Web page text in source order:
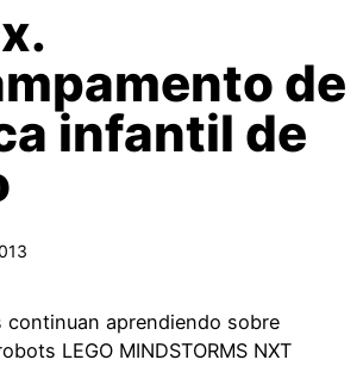
de
infantil de
continuan aprendiendo sobre
LEGO MINDSTORMS NXT